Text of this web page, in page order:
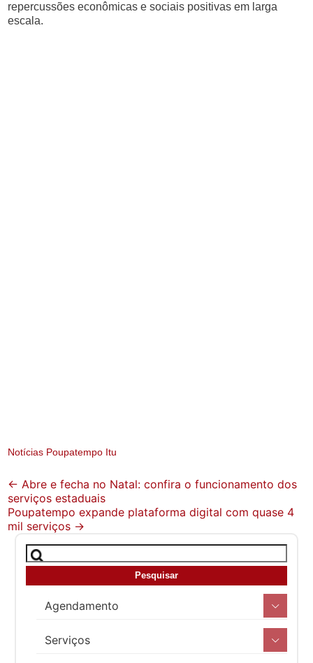
repercussões econômicas e sociais positivas em larga
escala.
Notícias Poupatempo Itu
Post
navigation
← Abre e fecha no Natal: confira o funcionamento dos
serviços estaduais
Poupatempo expande plataforma digital com quase 4
mil serviços →
Agendamento
Serviços